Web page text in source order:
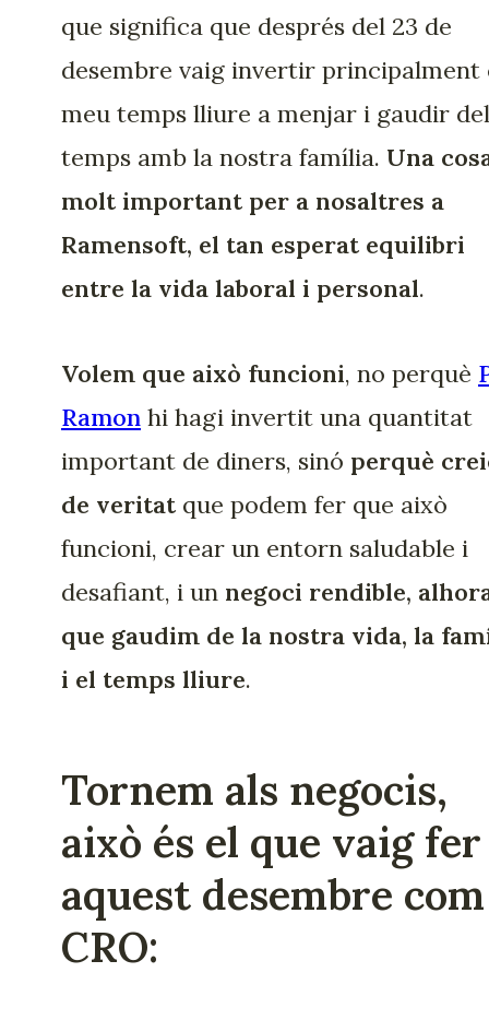
que significa que després del 23 de
desembre vaig invertir principalment
meu temps lliure a menjar i gaudir del
temps amb la nostra família. Una
molt important per a nosaltres a
Ramensoft, el tan esperat equilibri
entre la vida laboral i personal.
Volem que això funcioni, no perquè
Ramon hi hagi invertit una quantitat
important de diners, sinó perquè
de veritat que podem fer que això
funcioni, crear un entorn saludable i
desafiant, i un negoci rendible,
que gaudim de la nostra vida, la
i el temps lliure.
Tornem als negocis,
això és el que vaig fer
aquest desembre
CRO: